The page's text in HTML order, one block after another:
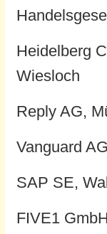
Heidelberg
Wiesloch
Reply AG,
Vanguard
SAP SE,
FIVE1